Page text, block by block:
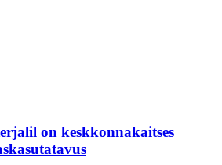
on keskkonnakaitses